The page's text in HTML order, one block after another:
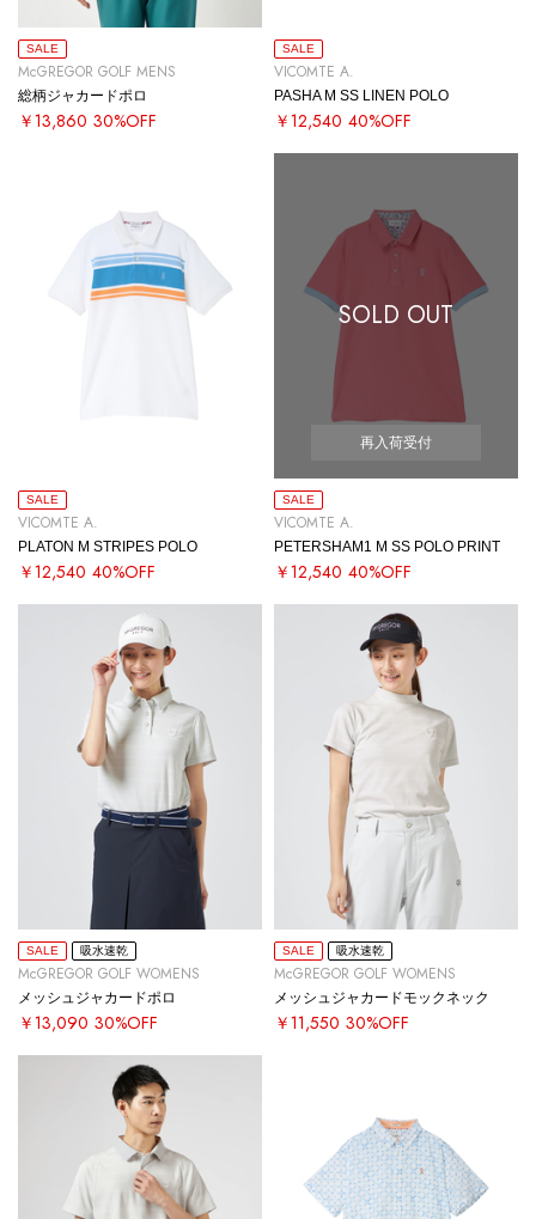
SALE
McGREGOR GOLF MENS
総柄ジャカードポロ
￥13,860 30%OFF
SALE
VICOMTE A.
PASHA M SS LINEN POLO
￥12,540 40%OFF
SALE
VICOMTE A.
PLATON M STRIPES POLO
￥12,540 40%OFF
SOLD OUT
再入荷受付
SALE
VICOMTE A.
PETERSHAM1 M SS POLO PRINT
￥12,540 40%OFF
SALE 吸水速乾
McGREGOR GOLF WOMENS
メッシュジャカードポロ
￥13,090 30%OFF
SALE 吸水速乾
McGREGOR GOLF WOMENS
メッシュジャカードモックネック
￥11,550 30%OFF